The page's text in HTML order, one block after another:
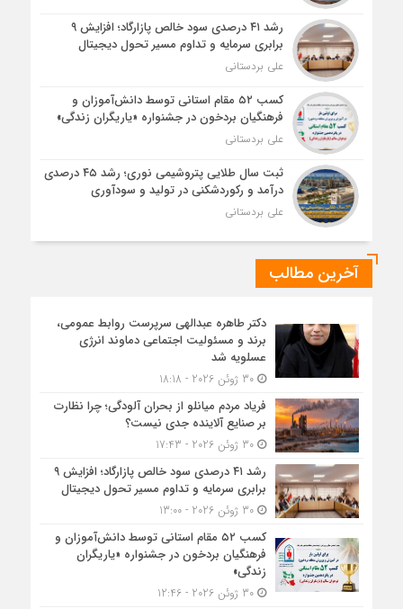
رشد ۴۱ درصدی سود خالص پازارگاد؛ افزایش ۹
برابری سرمایه و تداوم مسیر تحول دیجیتال
علی بردستانی
کسب ۵۲ مقام استانی توسط دانش‌آموزان و
فرهنگیان بردخون در جشنواره «یاریگران زندگی»
علی بردستانی
ثبت سال طلایی پتروشیمی نوری؛ رشد ۴۵ درصدی
درآمد و رکوردشکنی در تولید و سودآوری
علی بردستانی
آخرین مطالب
دکتر طاهره عبدالهی سرپرست روابط عمومی،
برند و مسئولیت اجتماعی دماوند انرژی
عسلویه شد
30 ژوئن 2026 - 18:18
فریاد مردم میانلو از بحران آلودگی؛ چرا نظارت
بر صنایع آلاینده جدی نیست؟
30 ژوئن 2026 - 17:43
رشد ۴۱ درصدی سود خالص پازارگاد؛ افزایش ۹
برابری سرمایه و تداوم مسیر تحول دیجیتال
30 ژوئن 2026 - 13:00
کسب ۵۲ مقام استانی توسط دانش‌آموزان و
فرهنگیان بردخون در جشنواره «یاریگران
زندگی»
30 ژوئن 2026 - 12:46